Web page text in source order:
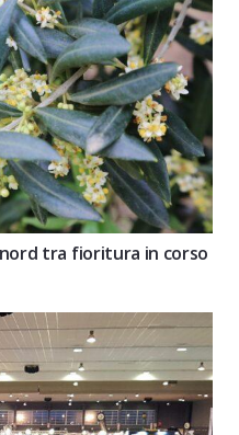
tra fioritura in corso